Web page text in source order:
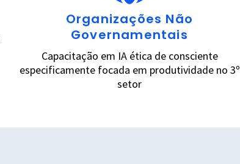
Organizações Não
Governamentais
Capacitação em IA ética de consciente
especificamente focada em produtividade no 3º
setor